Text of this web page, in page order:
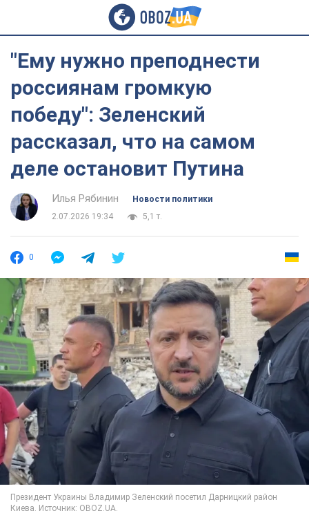
"Ему нужно преподнести
россиянам громкую
победу": Зеленский
рассказал, что на самом
деле остановит Путина
Илья Рябинин
Новости политики
2.07.2026 19:34
5,1 т.
0